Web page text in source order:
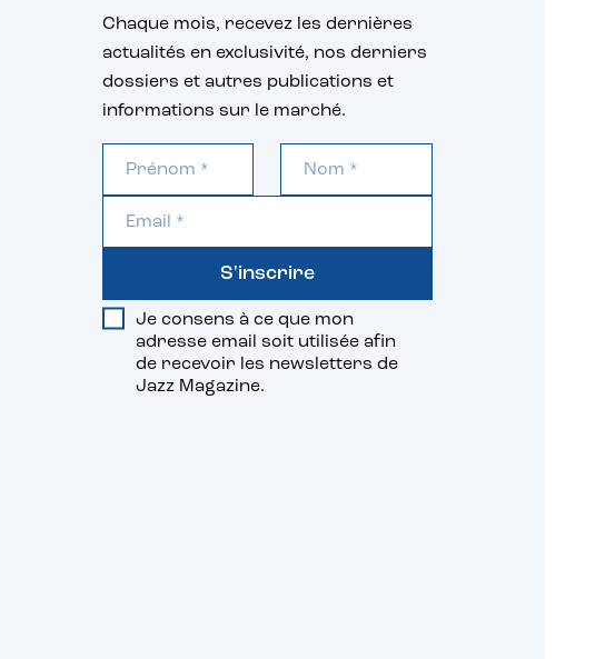
Chaque mois, recevez les dernières
actualités en exclusivité, nos derniers
dossiers et autres publications et
informations sur le marché.
Je consens à ce que mon
adresse email soit utilisée afin
de recevoir les newsletters de
Jazz Magazine.
S'inscrire